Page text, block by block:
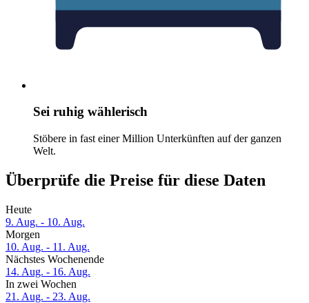
Sei ruhig wählerisch
Stöbere in fast einer Million Unterkünften auf der ganzen
Welt.
Überprüfe die Preise für diese Daten
Heute
9. Aug. - 10. Aug.
Morgen
10. Aug. - 11. Aug.
Nächstes Wochenende
14. Aug. - 16. Aug.
In zwei Wochen
21. Aug. - 23. Aug.